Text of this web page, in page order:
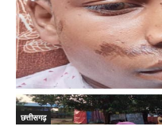
छत्तीसगढ़